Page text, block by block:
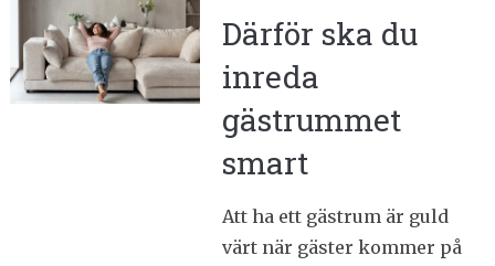
Därför ska du
inreda
gästrummet
smart
Att ha ett gästrum är guld
värt när gäster kommer på